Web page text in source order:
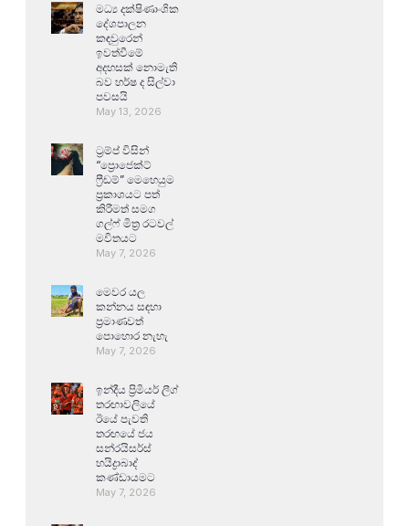
මධ්‍ය දක්ෂිණාංශික
දේශපාලන
කඳවුරෙන්
ඉවත්වීමේ
අදහසක් නොමැති
බව හර්ෂ ද සිල්වා
පවසයි
May 13, 2026
ට්‍රම්ප් විසින්
“ප්‍රොජෙක්ට්
ෆ්‍රීඩම්” මෙහෙයුම
ප්‍රකාශයට පත්
කිරීමත් සමග
ගල්ෆ් මිත්‍ර රටවල්
මවිතයට
May 7, 2026
මෙවර යල
කන්නය සඳහා
ප්‍රමාණවත්
පොහොර නැහැ
May 7, 2026
ඉන්දීය ප්‍රිමියර් ලීග්
තරඟාවලියේ
ඊයේ පැවති
තරඟයේ ජය
සන්රයිසර්ස්
හයිද්‍රාබාද්
කණ්ඩායමට
May 7, 2026